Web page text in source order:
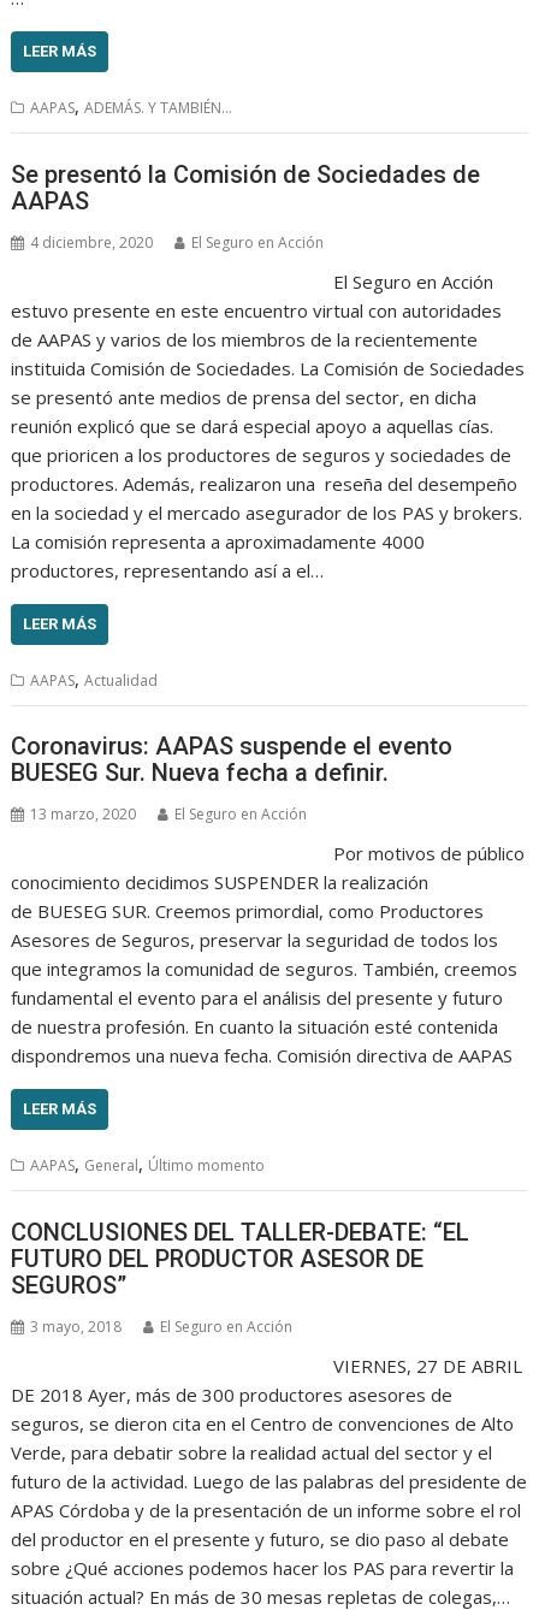
LEER MÁS
AAPAS,ADEMÁS. Y TAMBIÉN...
Se presentó la Comisión de Sociedades de
AAPAS
4 diciembre, 2020 El Seguro en Acción
El Seguro en Acción
estuvo presente en este encuentro virtual con autoridades
de AAPAS y varios de los miembros de la recientemente
instituida Comisión de Sociedades. La Comisión de Sociedades
se presentó ante medios de prensa del sector, en dicha
reunión explicó que se dará especial apoyo a aquellas cías.
que prioricen a los productores de seguros y sociedades de
productores. Además, realizaron una reseña del desempeño
en la sociedad y el mercado asegurador de los PAS y brokers.
La comisión representa a aproximadamente 4000
productores, representando así a el…
LEER MÁS
AAPAS,Actualidad
Coronavirus: AAPAS suspende el evento
BUESEG Sur. Nueva fecha a definir.
13 marzo, 2020 El Seguro en Acción
Por motivos de público
conocimiento decidimos SUSPENDER la realización
de BUESEG SUR. Creemos primordial, como Productores
Asesores de Seguros, preservar la seguridad de todos los
que integramos la comunidad de seguros. También, creemos
fundamental el evento para el análisis del presente y futuro
de nuestra profesión. En cuanto la situación esté contenida
dispondremos una nueva fecha. Comisión directiva de AAPAS
LEER MÁS
AAPAS, General, Último momento
CONCLUSIONES DEL TALLER-DEBATE: “EL
FUTURO DEL PRODUCTOR ASESOR DE
SEGUROS”
3 mayo, 2018 El Seguro en Acción
VIERNES, 27 DE ABRIL
DE 2018 Ayer, más de 300 productores asesores de
seguros, se dieron cita en el Centro de convenciones de Alto
Verde, para debatir sobre la realidad actual del sector y el
futuro de la actividad. Luego de las palabras del presidente de
APAS Córdoba y de la presentación de un informe sobre el rol
del productor en el presente y futuro, se dio paso al debate
sobre ¿Qué acciones podemos hacer los PAS para revertir la
situación actual? En más de 30 mesas repletas de colegas,…